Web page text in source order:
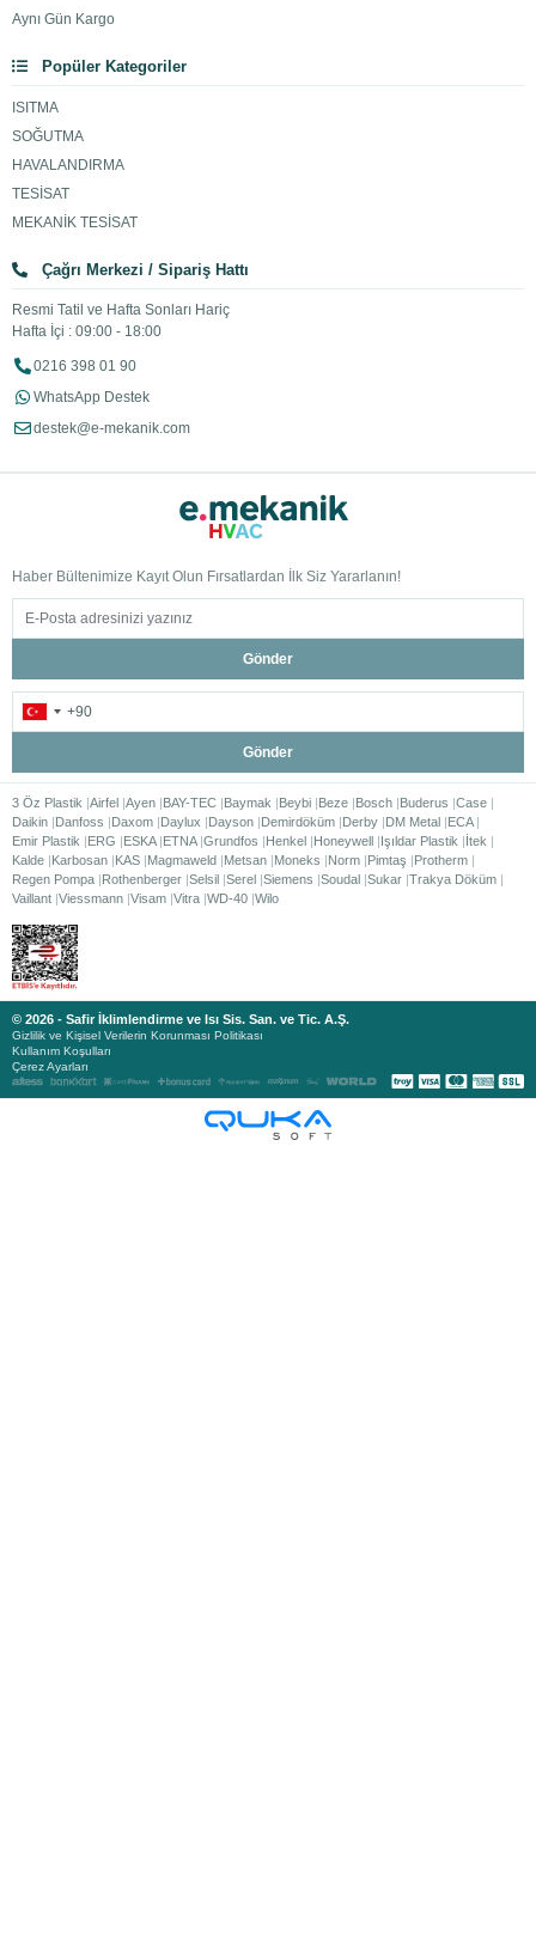
Aynı Gün Kargo
Popüler Kategoriler
ISITMA
SOĞUTMA
HAVALANDIRMA
TESİSAT
MEKANİK TESİSAT
Çağrı Merkezi / Sipariş Hattı
Resmi Tatil ve Hafta Sonları Hariç
Hafta İçi : 09:00 - 18:00
0216 398 01 90
WhatsApp Destek
destek@e-mekanik.com
Haber Bültenimize Kayıt Olun Fırsatlardan İlk Siz Yararlanın!
Gönder
Gönder
3 Öz Plastik Airfel Ayen BAY-TEC Baymak Beybi Beze Bosch Buderus Case
Daikin Danfoss Daxom Daylux Dayson Demirdöküm Derby DM Metal ECA
Emir Plastik
ERG ESKA ETNA Grundfos Henkel Honeywell Işıldar Plastik
İtek
Kalde Karbosan KAS Magmaweld Metsan Moneks Norm Pimtaş
Protherm
Regen Pompa Rothenberger Selsil Serel Siemens Soudal Sukar Trakya Döküm
Vaillant Viessmann Visam Vitra WD-40 Wilo
© 2026 - Safir İklimlendirme ve Isı Sis. San. ve Tic. A.Ş.
Gizlilik ve Kişisel Verilerin Korunması Politikası
Kullanım Koşulları
Çerez Ayarları